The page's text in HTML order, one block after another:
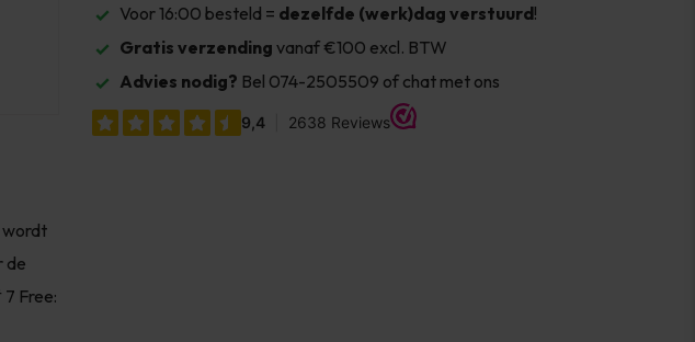
wordt
de
Free:
Voor 16:00 besteld = dezelfde (werk)dag verstuurd!
Gratis verzending vanaf €100 excl. BTW
Advies nodig? Bel 074-2505509 of chat met ons